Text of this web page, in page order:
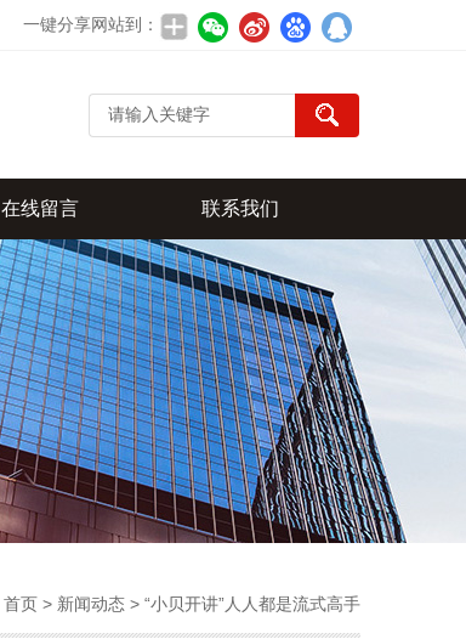
一键分享网站到：
在线留言 联系我们
首页 > 新闻动态 > “小贝开讲”人人都是流式高手